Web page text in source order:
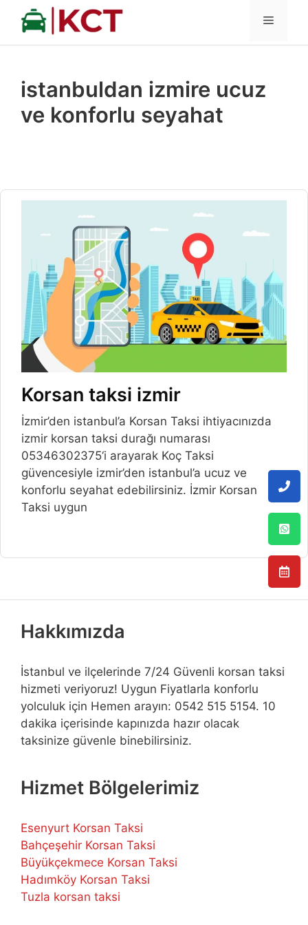
İçeriğe
MENÜ
istanbuldan izmire ucuz
ve konforlu seyahat
Korsan taksi izmir
İzmir’den istanbul’a Korsan Taksi ihtiyacınızda
izmir korsan taksi durağı numarası
05346302375‘i arayarak Koç Taksi
güvencesiyle izmir’den istanbul’a ucuz ve
konforlu seyahat edebilirsiniz. İzmir Korsan
Taksi uygun
Hakkımızda
İstanbul ve ilçelerinde 7/24 Güvenli korsan taksi
hizmeti veriyoruz! Uygun Fiyatlarla konforlu
yolculuk için Hemen arayın: 0542 515 5154. 10
dakika içerisinde kapınızda hazır olacak
taksinize güvenle binebilirsiniz.
Hizmet Bölgelerimiz
Esenyurt Korsan Taksi
Bahçeşehir Korsan Taksi
Büyükçekmece Korsan Taksi
Hadımköy Korsan Taksi
Tuzla korsan taksi